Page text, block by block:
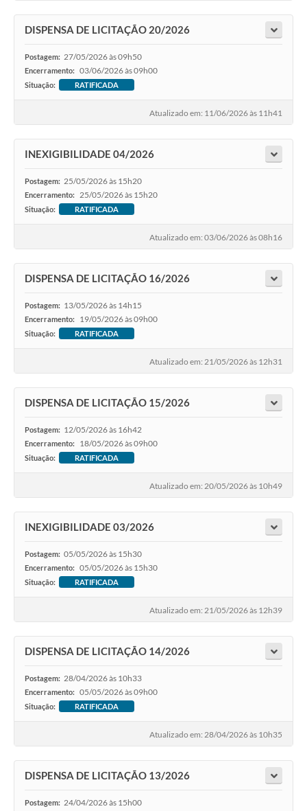
DISPENSA DE LICITAÇÃO 20/2026
Postagem: 27/05/2026 às 09h50
Encerramento: 03/06/2026 às 09h00
Situação: RATIFICADA
Atualizado em: 11/06/2026 às 11h41
INEXIGIBILIDADE 04/2026
Postagem: 25/05/2026 às 15h20
Encerramento: 25/05/2026 às 15h20
Situação: RATIFICADA
Atualizado em: 03/06/2026 às 08h16
DISPENSA DE LICITAÇÃO 16/2026
Postagem: 13/05/2026 às 14h15
Encerramento: 19/05/2026 às 09h00
Situação: RATIFICADA
Atualizado em: 21/05/2026 às 12h31
DISPENSA DE LICITAÇÃO 15/2026
Postagem: 12/05/2026 às 16h42
Encerramento: 18/05/2026 às 09h00
Situação: RATIFICADA
Atualizado em: 20/05/2026 às 10h49
INEXIGIBILIDADE 03/2026
Postagem: 05/05/2026 às 15h30
Encerramento: 05/05/2026 às 15h30
Situação: RATIFICADA
Atualizado em: 21/05/2026 às 12h39
DISPENSA DE LICITAÇÃO 14/2026
Postagem: 28/04/2026 às 10h33
Encerramento: 05/05/2026 às 09h00
Situação: RATIFICADA
Atualizado em: 28/04/2026 às 10h35
DISPENSA DE LICITAÇÃO 13/2026
Postagem: 24/04/2026 às 15h00